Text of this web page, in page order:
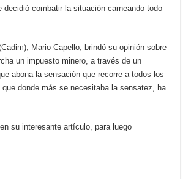
combatir la situación carneando todo
Mario Capello, brindó su opinión sobre
un impuesto minero, a través de un
abona la sensación que recorre a todos los
donde más se necesitaba la sensatez, ha
su interesante artículo, para luego